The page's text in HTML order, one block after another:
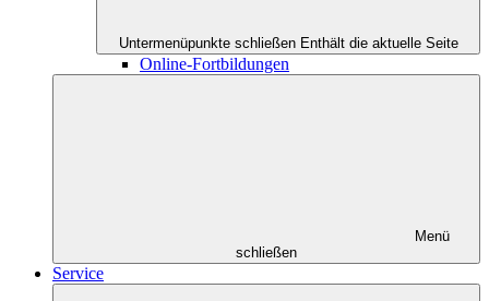
Untermenüpunkte schließen Enthält die aktuelle Seite
Online-Fortbildungen
Menü
schließen
Service